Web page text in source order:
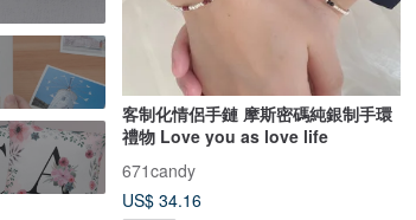
客制化情侶手鏈 摩斯密碼純銀制手環
禮物 Love you as love life
671candy
US$ 34.16